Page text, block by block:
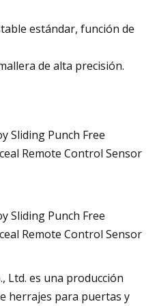
estándar, función de
de alta precisión.
Ltd. es una producción
herrajes para puertas y